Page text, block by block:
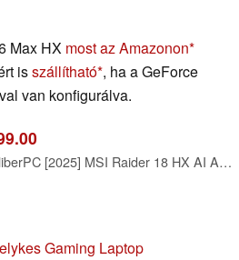
Max HX most az Amazonon
isszállítható , ha a GeForce
van konfigurálva.
EXCaliberPC [2025] MSI Raider 18 HX AI A2XWIG-014US (Intel Core Ultra 9 285HX, 64GB DDR5 RAM, 4TB NVMe SSD, NVIDIA GeForce RTX 5080, 18" UHD+ mini LED, Windows 11) Gaming Laptop
Gaming Laptop